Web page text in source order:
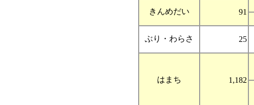
きんめだい 91
ぶり・わらさ 25
はまち 1,182